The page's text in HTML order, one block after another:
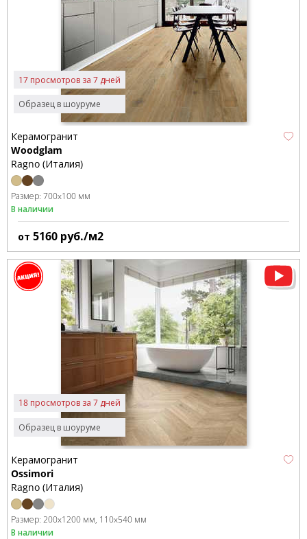
Образец в шоуруме
17 просмотров за 7 дней
Керамогранит
Woodglam
Ragno (Италия)
Размер: 700x100 мм
В наличии
от 5160 руб./м2
Образец в шоуруме
18 просмотров за 7 дней
Керамогранит
Ossimori
Ragno (Италия)
Размер: 200x1200 мм 110x540 мм
В наличии